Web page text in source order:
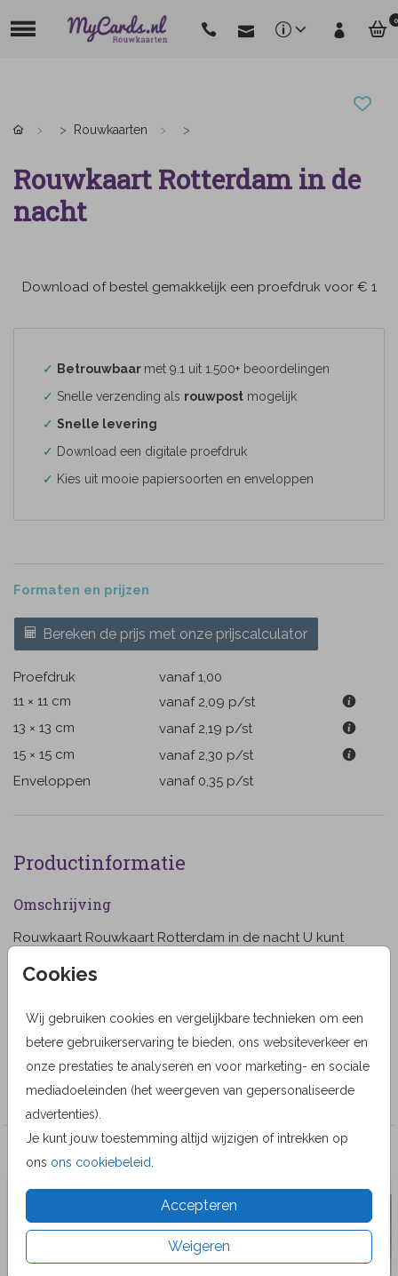
0
Cookies
Wij gebruiken cookies en vergelijkbare technieken om een
betere gebruikerservaring te bieden, ons websiteverkeer en
onze prestaties te analyseren en voor marketing- en sociale
mediadoeleinden (het weergeven van gepersonaliseerde
advertenties).
Je kunt jouw toestemming altijd wijzigen of intrekken op
ons ons cookiebeleid
Accepteren
Weigeren
Rouwkaarten
Rouwkaart Rotterdam in de
nacht
Download of bestel gemakkelijk een proefdruk voor € 1
✓ Betrouwbaar met 9.1 uit 1.500+ beoordelingen
✓ Snelle verzending als rouwpost mogelijk
✓ Snelle levering
✓ Download een digitale proefdruk
✓ Kies uit mooie papiersoorten en enveloppen
Formaten en prijzen
Bereken de prijs met onze prijscalculator
Proefdruk
vanaf 1,00
11 × 11 cm
vanaf 2,09 p/st
13 × 13 cm
vanaf 2,19 p/st
15 × 15 cm
vanaf 2,30 p/st
Enveloppen
vanaf 0,35 p/st
Productinformatie
Omschrijving
Rouwkaart Rouwkaart Rotterdam in de nacht U kunt
vervangen (9999).
Designer
MyCards Design
Collectie
Veel gekozen producten